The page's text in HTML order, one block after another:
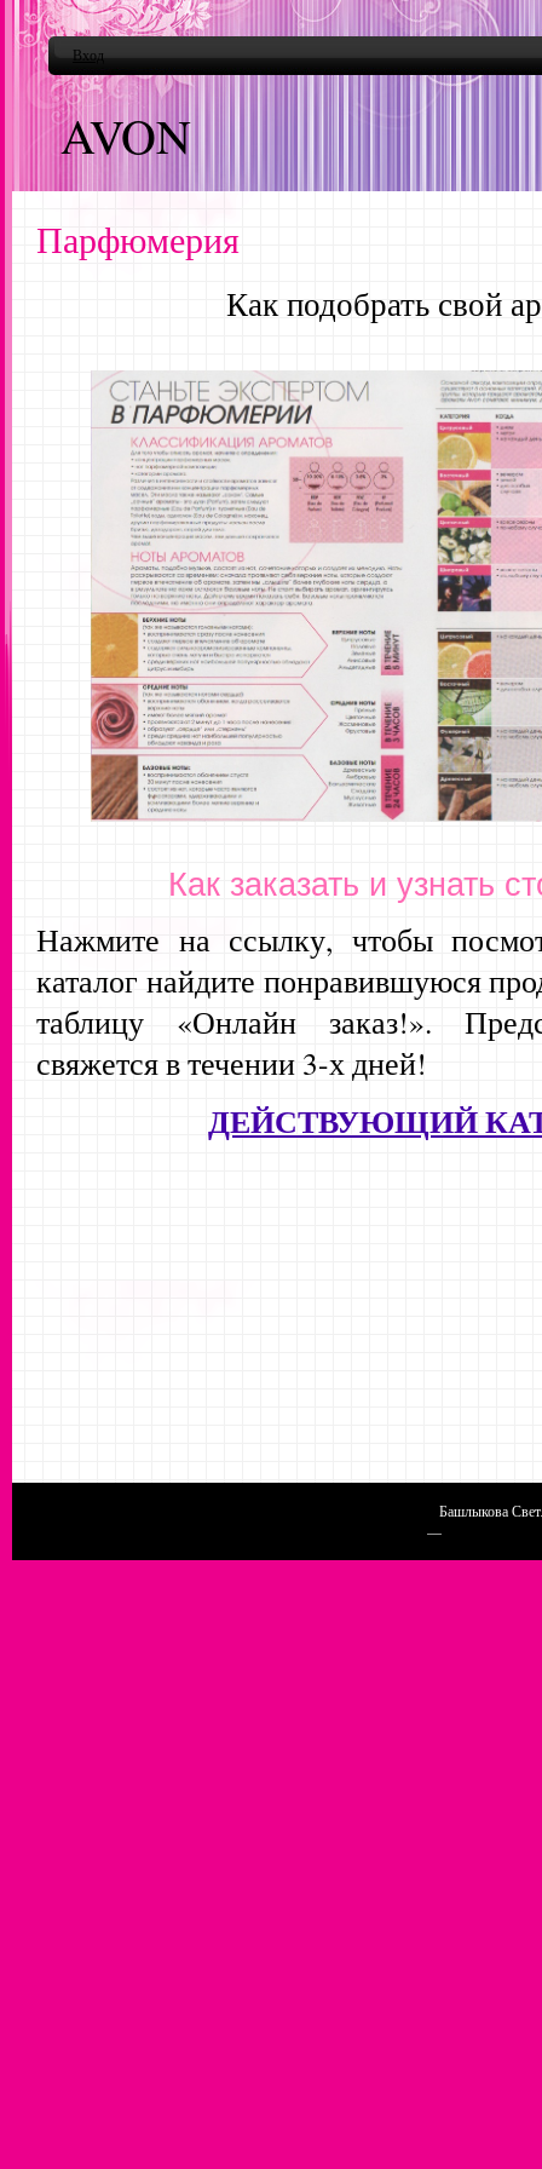
AVON
Вход
Парфюмерия
Как подобрать свой
Как заказать и узнать
Нажмите на ссылку, чтобы
каталог найдите понравившуюся
таблицу «Онлайн заказ!».
свяжется в течении 3-х дней!
ДЕЙСТВУЮЩИЙ
Башлыкова
—